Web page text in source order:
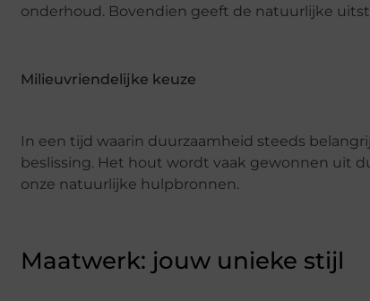
onderhoud. Bovendien geeft de natuurlijke
Milieuvriendelijke keuze
In een tijd waarin duurzaamheid steeds
beslissing. Het hout wordt vaak gewonnen uit
onze natuurlijke hulpbronnen.
Maatwerk: jouw unieke stijl